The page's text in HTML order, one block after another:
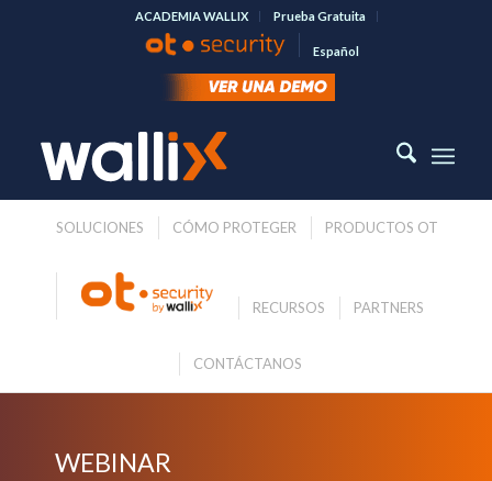
ACADEMIA WALLIX Prueba Gratuita
Español
SOLUCIONES CÓMO PROTEGER PRODUCTOS OT
RECURSOS PARTNERS
CONTÁCTANOS
WEBINAR